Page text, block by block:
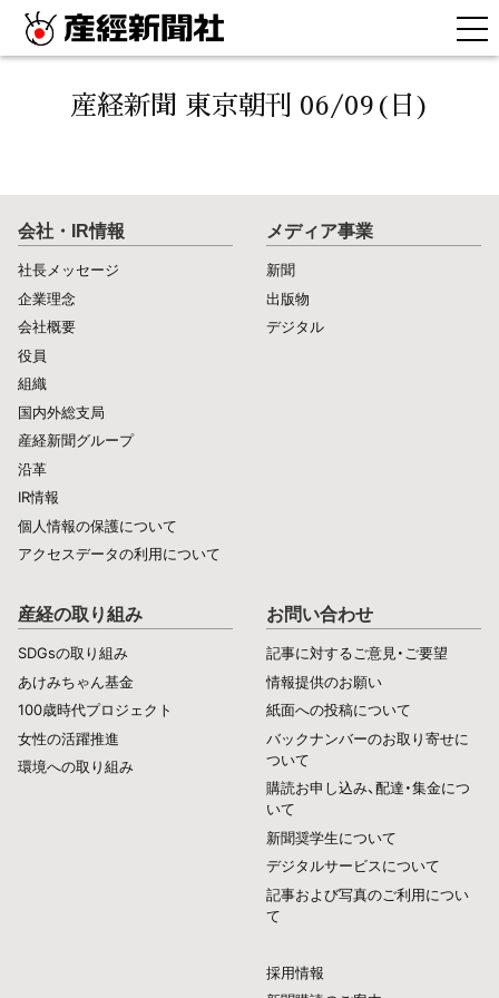
産経新聞 東京朝刊 06/09(日)
会社・IR情報
社長メッセージ
企業理念
会社概要
役員
組織
国内外総支局
産経新聞グループ
沿革
IR情報
個人情報の保護について
アクセスデータの利用について
メディア事業
新聞
出版物
デジタル
産経の取り組み
SDGsの取り組み
あけみちゃん基金
100歳時代プロジェクト
女性の活躍推進
環境への取り組み
お問い合わせ
記事に対するご意見・ご要望
情報提供のお願い
紙面への投稿について
バックナンバーのお取り寄せに
ついて
購読お申し込み、配達・集金につ
いて
新聞奨学生について
デジタルサービスについて
記事および写真のご利用につい
て
採用情報